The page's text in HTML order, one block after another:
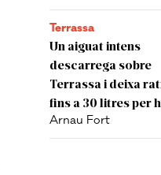
Terrassa
Un aiguat intens
descarrega sobre
Terrassa i deixa
fins a 30 litres per
Arnau Fort